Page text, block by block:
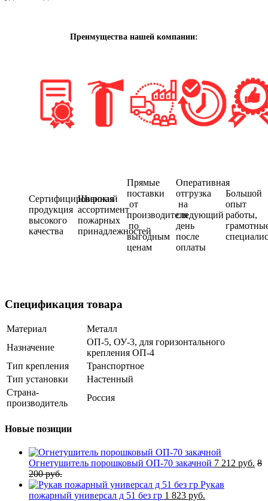
Преимущества нашей компании:
Сертифицированная
продукция
высокого
качества
Широкий
ассортимент
пожарных
принадлежностей
Прямые
поставки
от
производителя
по
выгодным
ценам
Оперативная
отгрузка
на
следующий
день
после
оплаты
Большой
опыт
работы,
Спецификация товара
Материал
Металл
Назначение
ОП-5, ОУ-3, для горизонтального
крепления ОП-4
Тип крепления
Транспортное
Тип установки
Настенный
Страна-
производитель
Россия
Новые позиции
Огнетушитель порошковый ОП-70 закачной 7 212 руб. 8
200 руб.
Рукав
пожарный универсал д 51 без гр 1 823 руб.